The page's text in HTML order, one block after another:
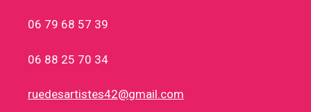
06 79 68 57 39
06 88 25 70 34
ruedesartistes42@gmail.com